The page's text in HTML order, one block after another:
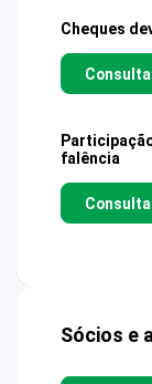
Cheques
falência
Sócios e